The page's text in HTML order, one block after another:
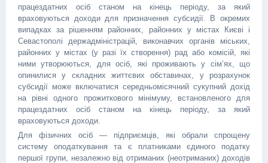
працездатних осіб станом на кінець періоду, за який
враховуються доходи для призначення субсидії. В окремих
випадках за рішенням районних, районних у містах Києві і
Севастополі держадміністрацій, виконавчих органів міських,
районних у містах (у разі їх створення) рад або комісій, які
ними утворюються, для осіб, які проживають у сім’ях, що
опинилися у складних життєвих обставинах, у розрахунок
субсидії може включатися середньомісячний сукупний дохід
на рівні одного прожиткового мінімуму, встановленого для
працездатних осіб станом на кінець періоду, за який
враховуються доходи.
Для фізичних осіб — підприємців, які обрали спрощену
систему оподаткування та є платниками єдиного податку
першої групи, незалежно від отриманих (неотриманих) доходів